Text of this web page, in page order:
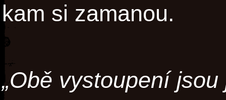
kam si zamanou.
„Obě vystoupení